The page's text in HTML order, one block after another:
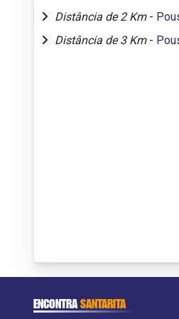
Distância de 2 Km -
Distância de 3 Km -
ENCONTRASANTARITA